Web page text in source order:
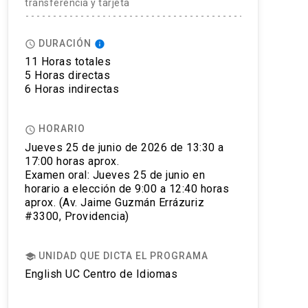
transferencia y tarjeta
access_time DURACIÓN info
11 Horas totales
5 Horas directas
6 Horas indirectas
access_time HORARIO
Jueves 25 de junio de 2026 de 13:30 a
17:00 horas aprox.
Examen oral: Jueves 25 de junio en
horario a elección de 9:00 a 12:40 horas
aprox. (Av. Jaime Guzmán Errázuriz
#3300, Providencia)
school UNIDAD QUE DICTA EL PROGRAMA
English UC Centro de Idiomas